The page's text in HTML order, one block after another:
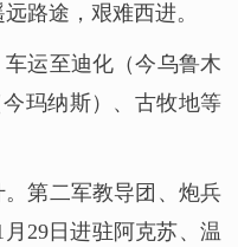
路途，艰难西进。
运至迪化（今乌鲁木
玛纳斯）、古牧地等
第二军教导团、炮兵
29日进驻阿克苏、温